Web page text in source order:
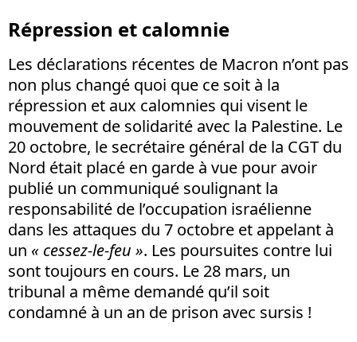
Répression et calomnie
Les déclarations récentes de Macron n’ont pas
non plus changé quoi que ce soit à la
répression et aux calomnies qui visent le
mouvement de solidarité avec la Palestine. Le
20 octobre, le secrétaire général de la CGT du
Nord était placé en garde à vue pour avoir
publié un communiqué soulignant la
responsabilité de l’occupation israélienne
dans les attaques du 7 octobre et appelant à
un « cessez-le-feu ». Les poursuites contre lui
sont toujours en cours. Le 28 mars, un
tribunal a même demandé qu’il soit
condamné à un an de prison avec sursis !